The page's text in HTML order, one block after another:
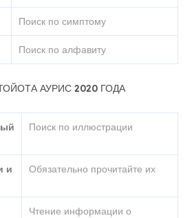
Поиск по симптому
Поиск по алфавиту
АУРИС 2020 ГОДА
Поиск по иллюстрации
и
Обязательно прочитайте их
Чтение информации о